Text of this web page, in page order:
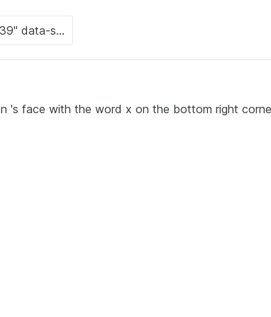
's face with the word x on the bottom right